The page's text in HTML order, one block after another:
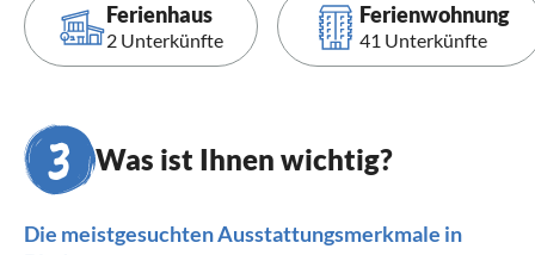
Ferienhaus
2 Unterkünfte
Ferienwohnung
41 Unterkünfte
Was ist Ihnen wichtig?
Die meistgesuchten Ausstattungsmerkmale in